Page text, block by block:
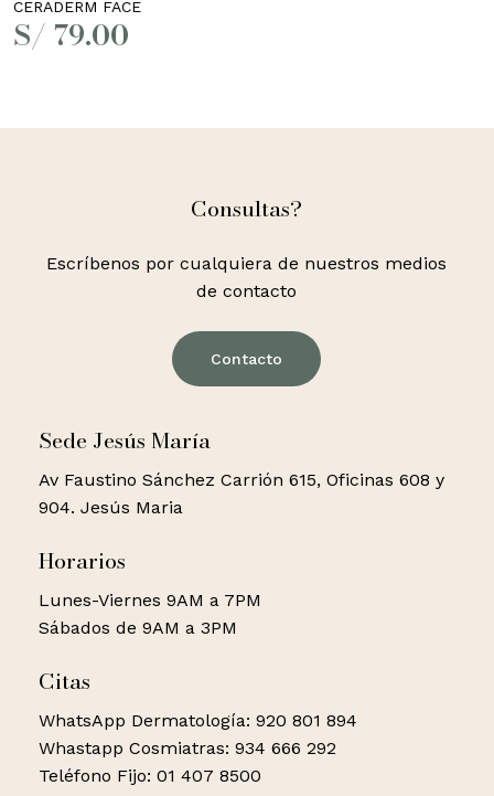
CERADERM FACE
S/ 79.00
Consultas?
Escríbenos por cualquiera de nuestros medios
de contacto
Contacto
Sede Jesús María
Av Faustino Sánchez Carrión 615, Oficinas 608 y
904. Jesús Maria
Horarios
Lunes-Viernes 9AM a 7PM
Sábados de 9AM a 3PM
Citas
WhatsApp Dermatología: 920 801 894
Whastapp Cosmiatras: 934 666 292
Teléfono Fijo: 01 407 8500